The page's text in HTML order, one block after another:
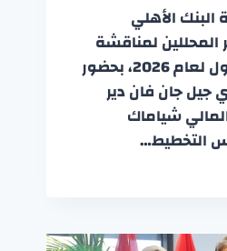
الأهلي
لمناقشة
نتائج النصف الأول لعام 2026، بحضور
جيل جان فان دير
شياماك
التخطيط…